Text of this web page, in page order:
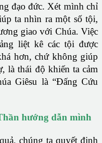
đạo đức. Xét mình chỉ
ta nhìn ra một số tội,
giao với Chúa. Việc
liệt kê các tội được
hơn, chứ không giúp
là thái độ khiến ta cảm
Giêsu là “Đấng Cứu
hướng dẫn mình
chúng ta quyết định